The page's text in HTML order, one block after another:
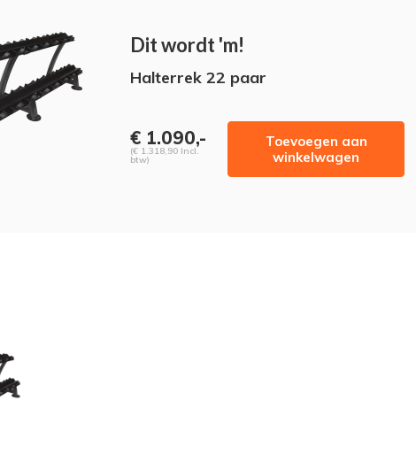
Dit wordt 'm!
Halterrek 22 paar
€ 1.090,-
(€ 1.318,90 Incl.
btw)
Toevoegen aan
winkelwagen